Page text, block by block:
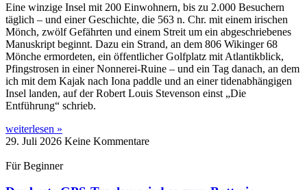
Eine winzige Insel mit 200 Einwohnern, bis zu 2.000 Besuchern
täglich – und einer Geschichte, die 563 n. Chr. mit einem irischen
Mönch, zwölf Gefährten und einem Streit um ein abgeschriebenes
Manuskript beginnt. Dazu ein Strand, an dem 806 Wikinger 68
Mönche ermordeten, ein öffentlicher Golfplatz mit Atlantikblick,
Pfingstrosen in einer Nonnerei-Ruine – und ein Tag danach, an dem
ich mit dem Kajak nach Iona paddle und an einer tidenabhängigen
Insel landen, auf der Robert Louis Stevenson einst „Die
Entführung“ schrieb.
weiterlesen »
29. Juli 2026 Keine Kommentare
Für Beginner